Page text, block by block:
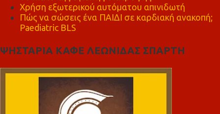
Χρήση εξωτερικού αυτόματου απινιδωτή
Πώς να σώσεις ένα ΠΑΙΔΙ σε καρδιακή ανακοπή;
Paediatric BLS
ΨΗΣΤΑΡΙΑ ΚΑΦΕ ΛΕΩΝΙΔΑΣ ΣΠΑΡΤΗ